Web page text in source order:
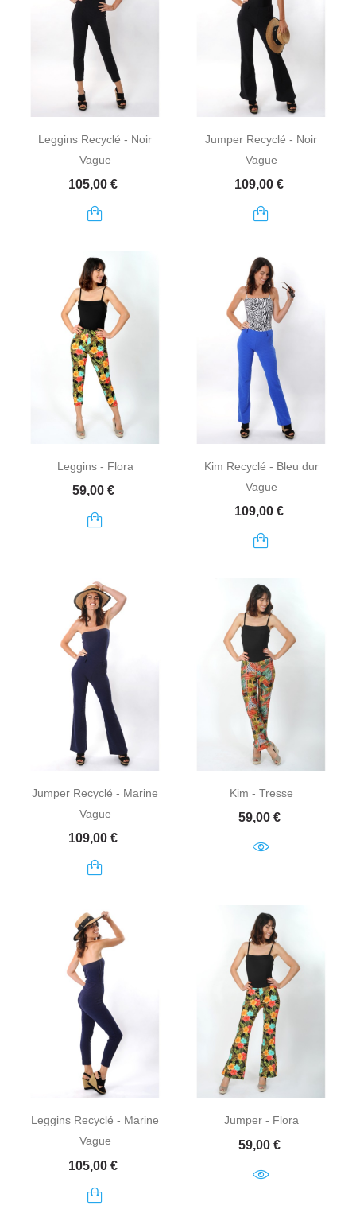
Leggins Recyclé - Noir
Vague
Prix
105,00 €
Jumper Recyclé - Noir
Vague
Prix
109,00 €
Leggins - Flora
Prix
59,00 €
Kim Recyclé - Bleu dur
Vague
Prix
109,00 €
Jumper Recyclé - Marine
Vague
Prix
109,00 €
Kim - Tresse
Prix
59,00 €
Leggins Recyclé - Marine
Vague
Prix
105,00 €
Jumper - Flora
Prix
59,00 €